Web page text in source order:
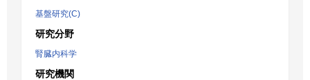
基盤研究(C)
研究分野
腎臓内科学
研究機関